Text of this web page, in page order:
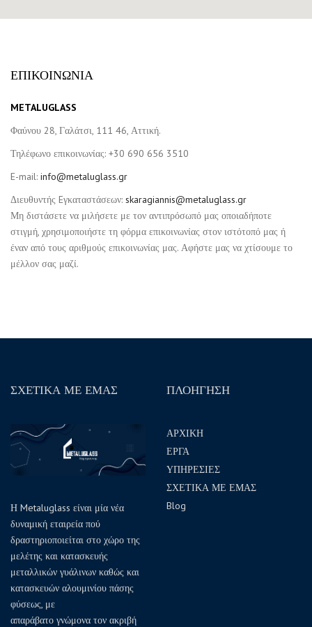
ΕΠΙΚΟΙΝΩΝΙΑ
METALUGLASS
Φαύνου 28, Γαλάτσι, 111 46, Αττική.
Τηλέφωνο επικοινωνίας: +30 690 656 3510
E-mail: info@metaluglass.gr
Διευθυντής Eγκαταστάσεων: skaragiannis@metaluglass.gr
Μη διστάσετε να μιλήσετε με τον αντιπρόσωπό μας οποιαδήποτε
στιγμή, χρησιμοποιήστε τη φόρμα επικοινωνίας στον ιστότοπό μας ή
έναν από τους αριθμούς επικοινωνίας μας. Αφήστε μας να χτίσουμε το
μέλλον σας μαζί.
ΣΧΕΤΙΚΑ ΜΕ ΕΜΑΣ
Η Metaluglass είναι μία νέα
δυναμική εταιρεία πού
δραστηριοποιείται στο χώρο της
μελέτης και κατασκευής
μεταλλικών γυάλινων καθώς και
κατασκευών αλουμινίου πάσης
φύσεως, με
απαράβατο γνώμονα τον ακριβή
ΠΛΟΗΓΗΣΗ
ΑΡΧΙΚΗ
ΕΡΓΑ
ΥΠΗΡΕΣΙΕΣ
ΣΧΕΤΙΚΑ ΜΕ ΕΜΑΣ
Blog